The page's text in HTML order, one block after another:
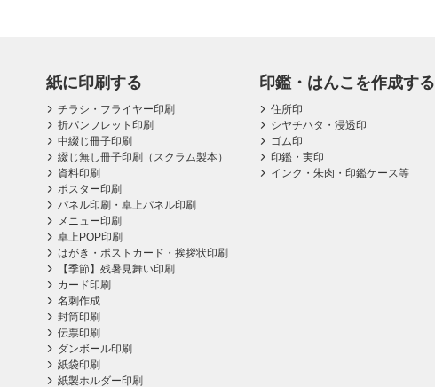
紙に印刷する
チラシ・フライヤー印刷
折パンフレット印刷
中綴じ冊子印刷
綴じ無し冊子印刷（スクラム製本）
資料印刷
ポスター印刷
パネル印刷・卓上パネル印刷
メニュー印刷
卓上POP印刷
はがき・ポストカード・挨拶状印刷
【季節】残暑見舞い印刷
カード印刷
名刺作成
封筒印刷
伝票印刷
ダンボール印刷
紙袋印刷
紙製ホルダー印刷
印鑑・はんこを作成する
住所印
シヤチハタ・浸透印
ゴム印
印鑑・実印
インク・朱肉・印鑑ケース等